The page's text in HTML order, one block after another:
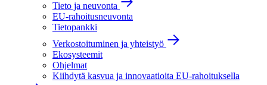
Tieto ja neuvonta
EU-rahoitusneuvonta
Tietopankki
Verkostoituminen ja yhteistyö
Ekosysteemit
Ohjelmat
Kiihdytä kasvua ja innovaatioita EU-rahoituksella